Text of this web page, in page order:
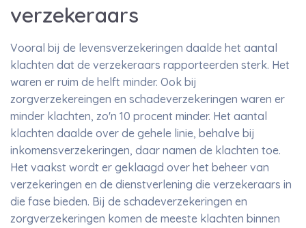
verzekeraars
Vooral bij de levensverzekeringen daalde het aantal
klachten dat de verzekeraars rapporteerden sterk. Het
waren er ruim de helft minder. Ook bij
zorgverzekereingen en schadeverzekeringen waren er
minder klachten, zo'n 10 procent minder. Het aantal
klachten daalde over de gehele linie, behalve bij
inkomensverzekeringen, daar namen de klachten toe.
Het vaakst wordt er geklaagd over het beheer van
verzekeringen en de dienstverlening die verzekeraars in
die fase bieden. Bij de schadeverzekeringen en
zorgverzekeringen komen de meeste klachten binnen